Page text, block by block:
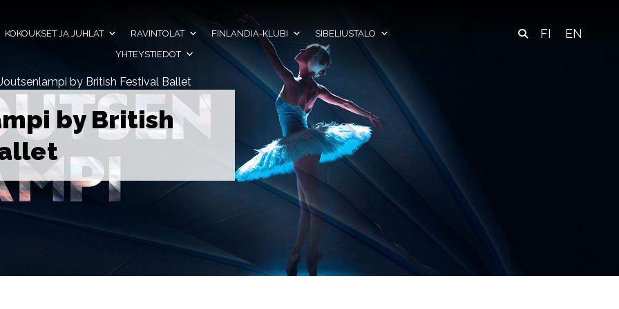
KOKOUKSET JA JUHLAT RAVINTOLAT FINLANDIA-KLUBI
SIBELIUSTALO
YHTEYSTIEDOT
FI EN
by British Festival Ballet
by British